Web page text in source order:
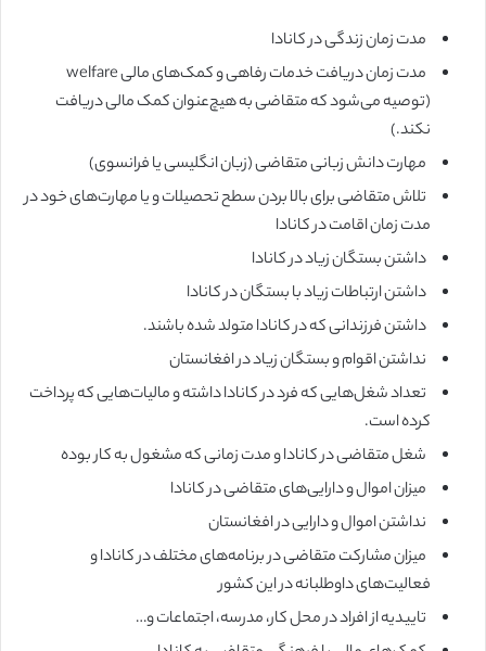
مدت زمان زندگی در کانادا
مدت زمان دریافت خدمات رفاهی و کمک‌های مالی welfare
(توصیه می‌شود که متقاضی به هیچ‌عنوان کمک مالی دریافت
نکند.)
مهارت دانش زبانی متقاضی (زبان انگلیسی یا فرانسوی)
تلاش متقاضی برای بالا بردن سطح تحصیلات و یا مهارت‌های خود در
مدت زمان اقامت در کانادا
داشتن بستگان زیاد در کانادا
داشتن ارتباطات زیاد با بستگان در کانادا
داشتن فرزندانی که در کانادا متولد شده باشند.
نداشتن اقوام و بستگان زیاد در افغانستان
تعداد شغل‌هایی که فرد در کانادا داشته و مالیات‌هایی که پرداخت
کرده است.
شغل متقاضی در کانادا و مدت زمانی که مشغول به کار بوده
میزان اموال و دارایی‌های متقاضی در کانادا
نداشتن اموال و دارایی در افغانستان
میزان مشارکت متقاضی در برنامه‌های مختلف در کانادا و
فعالیت‌های داوطلبانه در این کشور
تاییدیه از افراد در محل کار، مدرسه، اجتماعات و…